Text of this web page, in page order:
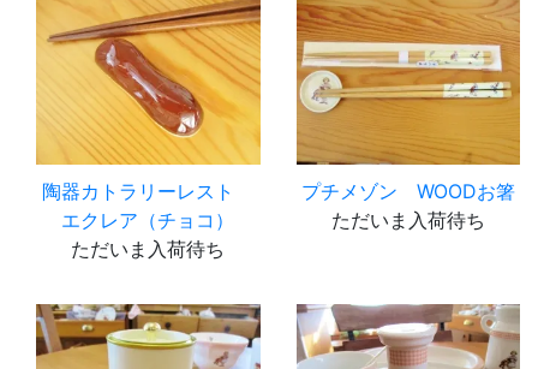
陶器カトラリーレスト
エクレア（チョコ）
ただいま入荷待ち
プチメゾン WOODお箸
ただいま入荷待ち